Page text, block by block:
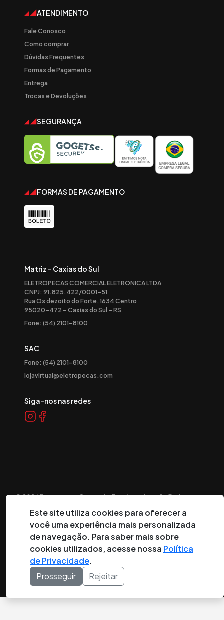
ATENDIMENTO
Fale Conosco
Como comprar
Dúvidas Frequentes
Formas de Pagamento
Entrega
Trocas e Devoluções
SEGURANÇA
FORMAS DE PAGAMENTO
Matriz - Caxias do Sul
ELETROPECAS COMERCIAL ELETRONICA LTDA
CNPJ: 91.825.422/0001-51
Rua Os dezoito do Forte, 1634 Centro
95020-472 – Caxias do Sul – RS
Fone: (54) 2101-8100
SAC
Fone: (54) 2101-8100
lojavirtual@eletropecas.com
Siga-nos nas redes
©2026Eletropeças Comercial Eletrônica Ltda ® - Todos os
Este site utiliza cookies para oferecer a
você uma experiência mais personalizada
de navegação. Para saber mais sobre
cookies utilizados, acesse nossa Política
de Privacidade.
Prosseguir
Rejeitar